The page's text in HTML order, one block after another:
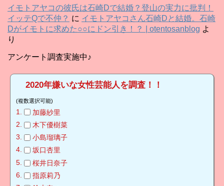
ブ
イモトアヤコの彼氏は石崎Dで結婚？登山の実力に批判！
イッテQで不仲？ に イモトアヤコさん石崎Dと結婚。石崎
Dがイモトに求めた○○にドン引き！？ | otentosanblog よ
り
アンケート調査実施中♪
2020年嫌いな女性芸能人を調査！！
(複数選択可能)
加藤紗里
木下優樹菜
小島瑠璃子
坂口杏里
桜井日奈子
指原莉乃